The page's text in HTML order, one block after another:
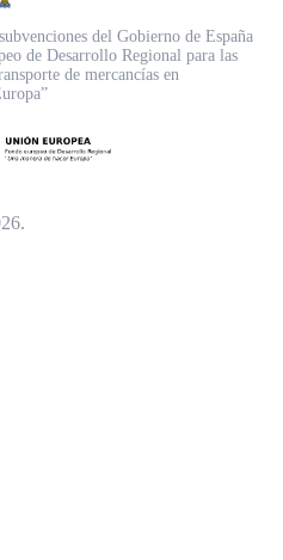
del Gobierno de España
de Desarrollo Regional para las
de mercancías en